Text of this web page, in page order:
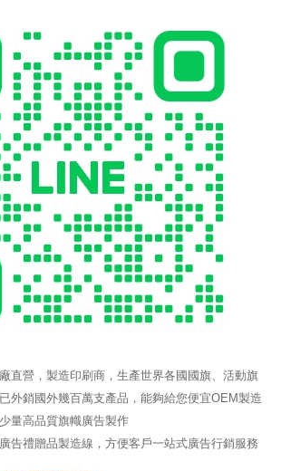
直營，製造印刷商，生產世界各國國旗、活動旗
外銷國外幾百萬支產品，能夠給您便宜OEM製造
量高品質旗幟廣告製作
告禮贈品製造線，方便客戶一站式廣告行銷服務